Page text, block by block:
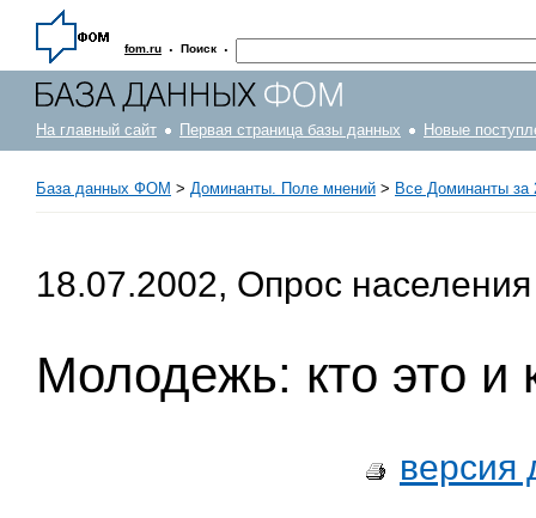
fom.ru · Поиск ·
На главный сайт Первая страница базы данных Новые
База данных ФОМ > Доминанты. Поле мнений > Все Доминанты за
18.07.2002, Опрос населения
Молодежь: кто это и
версия